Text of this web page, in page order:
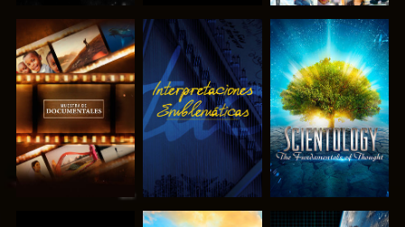
EXPLORA LAS
SERIES
VE
EXPLORA LAS
SERIES